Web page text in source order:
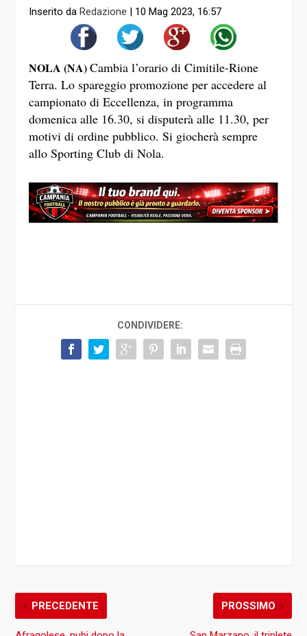
Inserito daRedazione | 10 Mag 2023, 16:57
NOLA (NA)Cambia l’orario di Cimitile-Rione
Terra. Lo spareggio promozione per accedere al
campionato di Eccellenza, in programma
domenica alle 16.30, si disputerà alle 11.30, per
motivi di ordine pubblico. Si giocherà sempre
allo Sporting Club di Nola.
CONDIVIDERE:
PRECEDENTE PROSSIMO